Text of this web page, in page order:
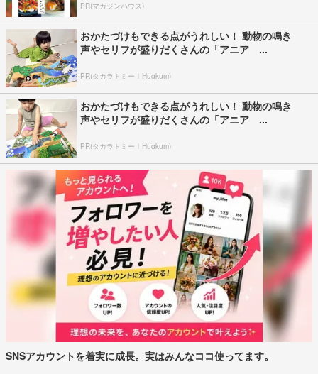
PR(マガジンハウス)
おかたづけもできる点がうれしい！ 動物の鳴き
声やセリフが盛りだくさんの「アニア ...
PR(タカラトミー｜Hugkum)
おかたづけもできる点がうれしい！ 動物の鳴き
声やセリフが盛りだくさんの「アニア ...
PR(タカラトミー｜Hugkum)
SNSアカウントを着実に成長。実はみんなココ使ってます。